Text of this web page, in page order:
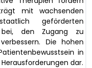
mit wachsenden
geförderten
bei, den Zugang zu
Die hohen
in
dar.